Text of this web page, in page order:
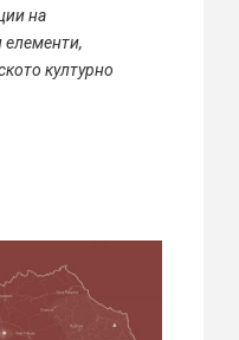
на
елементи,
културно